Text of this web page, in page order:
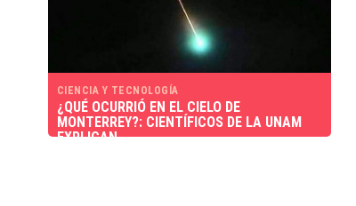
CIENCIA Y TECNOLOGÍA
¿QUÉ OCURRIÓ EN EL CIELO DE
MONTERREY?: CIENTÍFICOS DE LA UNAM
EXPLICAN